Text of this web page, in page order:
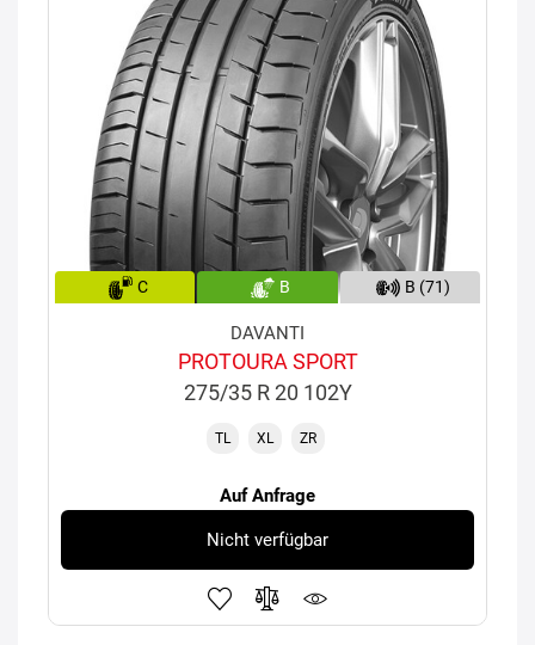
C B B (71)
DAVANTI
PROTOURA SPORT
275/35 R 20 102Y
TL XL ZR
Auf Anfrage
Nicht verfügbar